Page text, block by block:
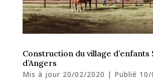
Construction du village d’enfants
d’Angers
Mis à jour 20/02/2020 | Publié 10/